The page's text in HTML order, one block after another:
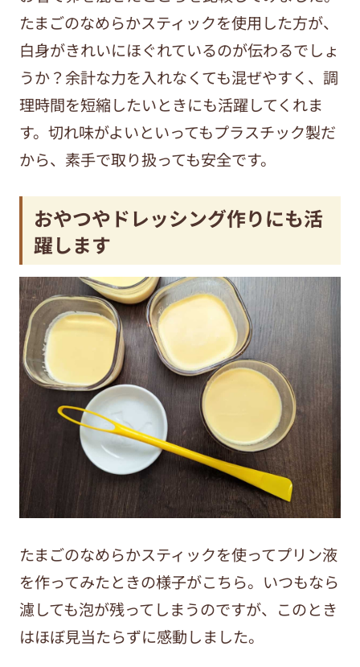
たまごのなめらかスティックを使用した方が、
白身がきれいにほぐれているのが伝わるでしょ
うか？余計な力を入れなくても混ぜやすく、調
理時間を短縮したいときにも活躍してくれま
す。切れ味がよいといってもプラスチック製だ
から、素手で取り扱っても安全です。
おやつやドレッシング作りにも活
躍します
たまごのなめらかスティックを使ってプリン液
を作ってみたときの様子がこちら。いつもなら
濾しても泡が残ってしまうのですが、このとき
はほぼ見当たらずに感動しました。